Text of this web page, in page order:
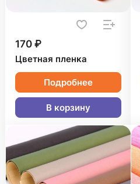
170 ₽
Цветная пленка
Подробнее
В корзину